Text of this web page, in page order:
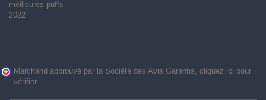
meilleures puffs
2022
Marchand approuvé par la Société des Avis Garantis, cliquez ici pour
vérifier.